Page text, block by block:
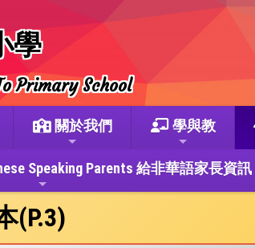
學
Primary School
關於我們 學與教
Speaking Parents 給非華語家長資訊
(P.3)